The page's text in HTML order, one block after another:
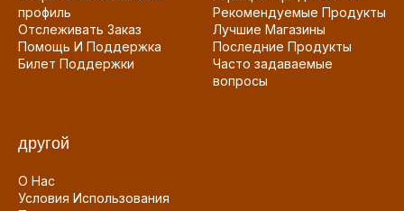
профиль
Отслеживать Заказ
Помощь И Поддержка
Билет Поддержки
Рекомендуемые Продукты
Лучшие Магазины
Последние Продукты
Часто задаваемые
вопросы
другой
О Нас
Условия Использования